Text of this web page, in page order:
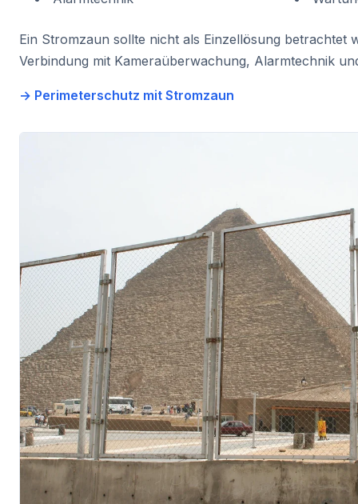
Ein Stromzaun sollte nicht als Einzellösung betrachtet
Verbindung mit Kameraüberwachung, Alarmtechnik
→ Perimeterschutz mit Stromzaun